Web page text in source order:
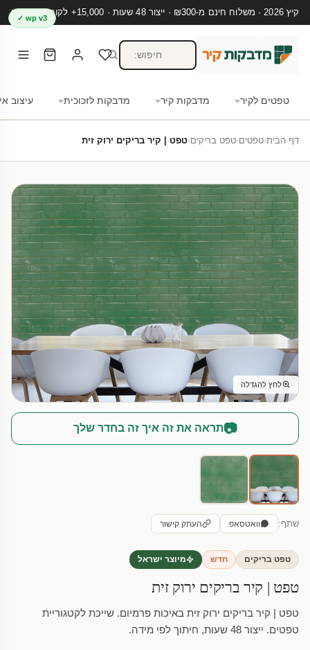
קיץ 2026 · משלוח חינם מ-₪300 · ייצור 48 שעות · 15,000+ לקוחות מרוצים
טפטים לקיר מדבקות קיר מדבקות לזכוכית עיצוב
wp v3 ✓
דף הבית›טפטים›טפט בריקים›טפט | קיר בריקים ירוק זית
לחץ להגדלה
📷תראה את זה איך זה בחדר שלך
שתף: וואטסאפ העתק קישור
טפט בריקים חדש מיוצר ישראל
טפט | קיר בריקים ירוק זית
טפט | קיר בריקים ירוק זית באיכות פרמיום. שייכת לקטגוריית
טפטים. ייצור 48 שעות, חיתוך לפי מידה.